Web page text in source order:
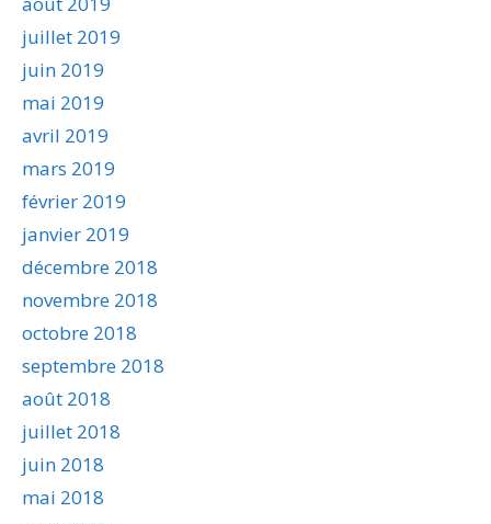
juillet 2019
juin 2019
mai 2019
avril 2019
mars 2019
février 2019
janvier 2019
décembre 2018
novembre 2018
octobre 2018
septembre 2018
août 2018
juillet 2018
juin 2018
mai 2018